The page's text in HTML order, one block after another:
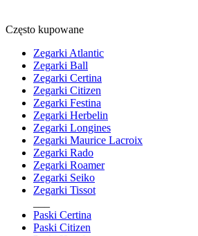
Często kupowane
Zegarki Atlantic
Zegarki Ball
Zegarki Certina
Zegarki Citizen
Zegarki Festina
Zegarki Herbelin
Zegarki Longines
Zegarki Maurice Lacroix
Zegarki Rado
Zegarki Roamer
Zegarki Seiko
Zegarki Tissot
Paski Certina
Paski Citizen